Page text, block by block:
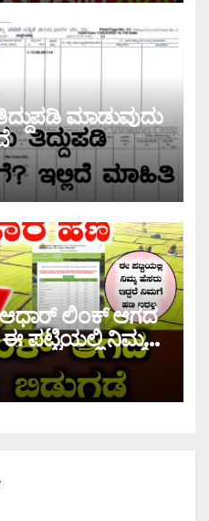
ಮಾಡುವುದು
ಲಿಂಕ್ ಆಗದ
ಈ ಪಟ್ಟಿಯಲ್ಲಿ ನಿಮ್ಮ
ಜಮಾ ಆಗಲ್ಲ !